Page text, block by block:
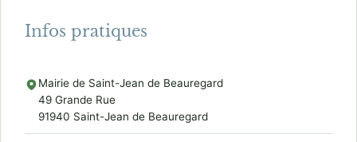
Infos pratiques
Mairie de Saint-Jean de Beauregard
49 Grande Rue
91940 Saint-Jean de Beauregard